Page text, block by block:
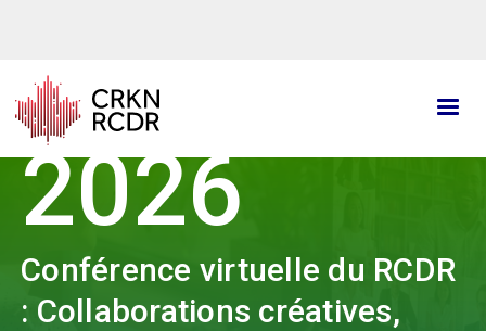
principal
2026
Conférence virtuelle du RCDR
: Collaborations créatives,